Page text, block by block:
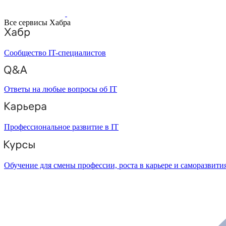
Все сервисы Хабра
Сообщество IT-специалистов
Ответы на любые вопросы об IT
Профессиональное развитие в IT
Обучение для смены профессии, роста в карьере и